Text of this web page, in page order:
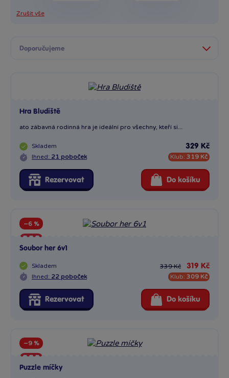
Zrušit vše
Hra Bludiště
ato zábavná rodinná hra je ideální pro všechny, kteří si...
Skladem
Ihned: 21 poboček
329 Kč
Klub: 319 Kč
Rezervovat Do košíku
−6 %
Sleva
Soubor her 6v1
Skladem
Ihned: 22 poboček
339 Kč 319 Kč
Klub: 309 Kč
Rezervovat Do košíku
−9 %
Sleva
Puzzle míčky